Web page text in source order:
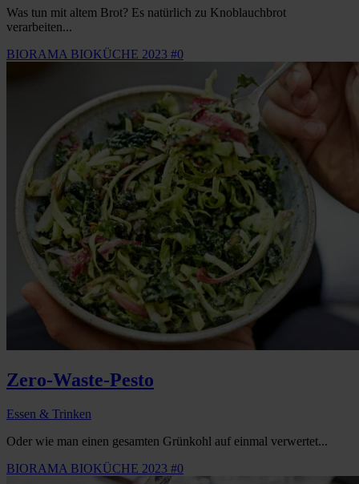
Was tun mit altem Brot? Es natürlich zu Knoblauchbrot
verarbeiten...
BIORAMA BIOKÜCHE 2023 #0
Zero-Waste-Pesto
Essen & Trinken
Oder wie man einen gesamten Grünkohl auf einmal verwertet...
BIORAMA BIOKÜCHE 2023 #0